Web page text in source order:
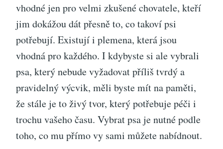
vhodné jen pro velmi zkušené chovatele, kteří
jim dokážou dát přesně to, co takoví psi
potřebují. Existují i plemena, která jsou
vhodná pro každého. I kdybyste si ale vybrali
psa, který nebude vyžadovat příliš tvrdý a
pravidelný výcvik, měli byste mít na paměti,
že stále je to živý tvor, který potřebuje péči i
trochu vašeho času. Vybrat psa je nutné podle
toho, co mu přímo vy sami můžete nabídnout.